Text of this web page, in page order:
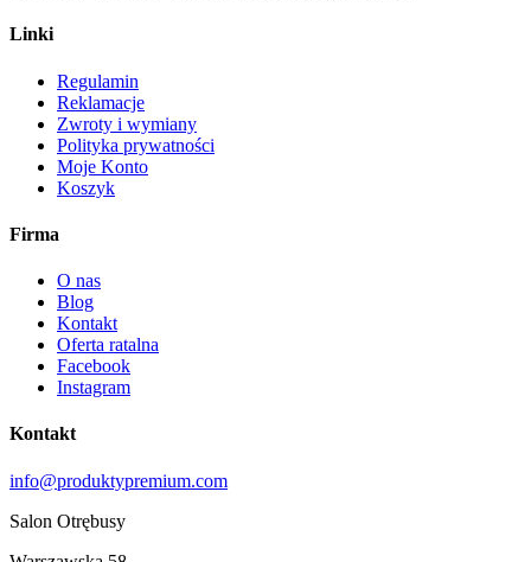
Linki
Regulamin
Reklamacje
Zwroty i wymiany
Polityka prywatności
Moje Konto
Koszyk
Firma
O nas
Blog
Kontakt
Oferta ratalna
Facebook
Instagram
Kontakt
info@produktypremium.com
Salon Otrębusy